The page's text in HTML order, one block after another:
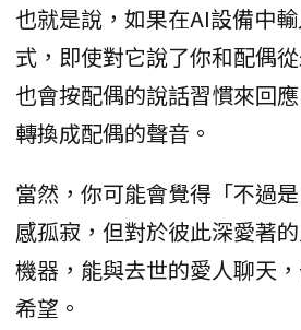
也就是說，如果在AI設備中
式，即使對它說了你和配偶
也會按配偶的說話習慣來回
轉換成配偶的聲音。
當然，你可能會覺得「不過
感孤寂，但對於彼此深愛著
機器，能與去世的愛人聊天
希望。